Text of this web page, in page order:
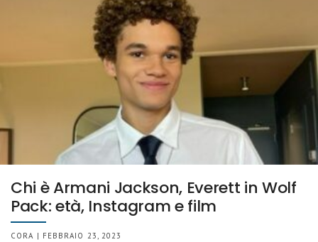
Chi è Armani Jackson, Everett in Wolf
Pack: età, Instagram e film
CORA | FEBBRAIO 23, 2023